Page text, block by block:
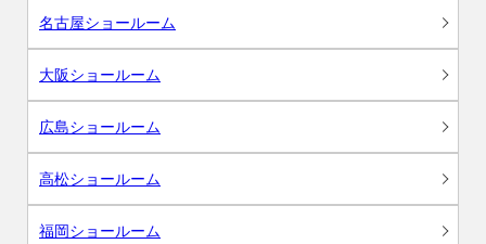
名古屋ショールーム
大阪ショールーム
広島ショールーム
高松ショールーム
福岡ショールーム